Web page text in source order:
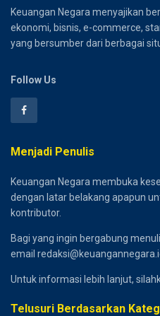
Keuangan Negara menyajikan
ekonomi, bisnis, e-commerce,
yang bersumber dari berbagai
Follow Us
Menjadi Penulis
Keuangan Negara membuka
dengan latar belakang apapun
kontributor.
Bagi yang ingin bergabung
email
Untuk informasi lebih lanjut,
Telusuri Berdasarkan